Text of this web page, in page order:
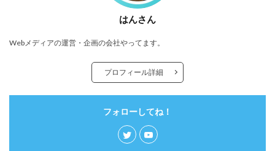
はんさん
Webメディアの運営・企画の会社やってます。
プロフィール詳細
フォローしてね！